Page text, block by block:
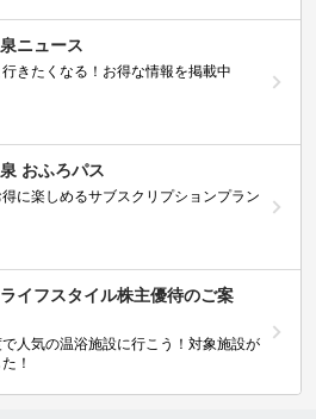
ニュース
きたくなる！お得な情報を掲載中
おふろパス
に楽しめるサブスクリプションプラン
ライフスタイル株主優待のご案
人気の温浴施設に行こう！対象施設が
！